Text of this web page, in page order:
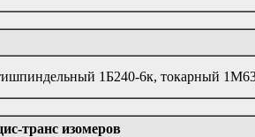
1Б240-6к, токарный
транс изомеров